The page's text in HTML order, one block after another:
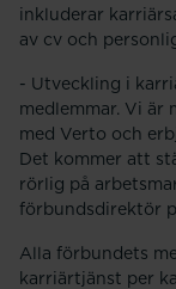
inkluderar
av cv och
- Utveckling i
medlemmar. Vi är
med Verto och
Det kommer att
rörlig på
förbundsdirektör
Alla förbundets
karriärtjänst per